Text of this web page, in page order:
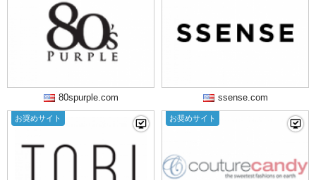
80spurple.com ssense.com
お奨めサイト お奨めサイト